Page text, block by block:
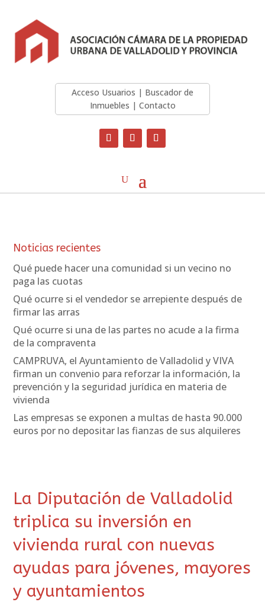
Acceso Usuarios | Buscador de
Inmuebles | Contacto
Noticias recientes
Qué puede hacer una comunidad si un vecino no
paga las cuotas
Qué ocurre si el vendedor se arrepiente después de
firmar las arras
Qué ocurre si una de las partes no acude a la firma
de la compraventa
CAMPRUVA, el Ayuntamiento de Valladolid y VIVA
firman un convenio para reforzar la información, la
prevención y la seguridad jurídica en materia de
vivienda
Las empresas se exponen a multas de hasta 90.000
euros por no depositar las fianzas de sus alquileres
La Diputación de Valladolid
triplica su inversión en
vivienda rural con nuevas
ayudas para jóvenes, mayores
y ayuntamientos